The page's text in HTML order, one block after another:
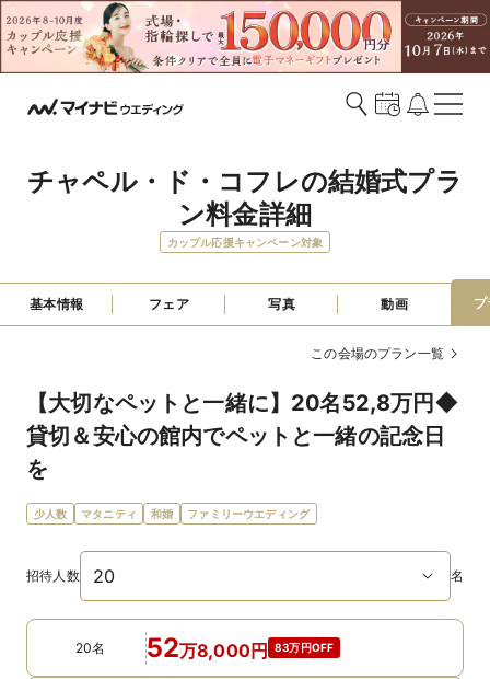
チャペル・ド・コフレの結婚式プラ
ン料金詳細
カップル応援キャンペーン対象
基本情報 フェア 写真 動画
この会場のプラン一覧
【大切なペットと一緒に】20名52,8万円◆
貸切＆安心の館内でペットと一緒の記念日
を
少人数 マタニティ 和婚 ファミリーウエディング
招待人数 名
20名 52万8,000円 83万円OFF